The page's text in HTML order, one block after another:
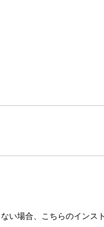
い場合、こちらのインス